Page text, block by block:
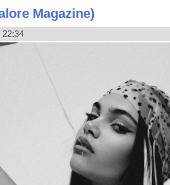
Magazine)
22:34